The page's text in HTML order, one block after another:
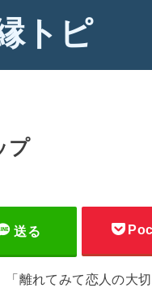
トピ
プ
送る
「離れてみて恋人の大